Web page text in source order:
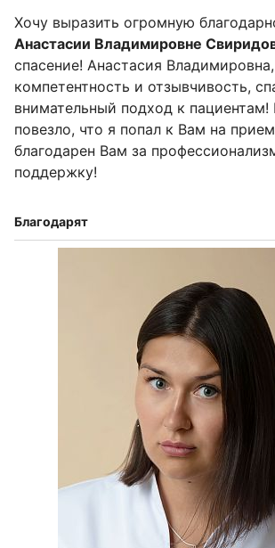
Хочу выразить огромную
Анастасии Владимировне
спасение! Анастасия
компетентность и отзывчивость,
внимательный подход к пациентам!
повезло, что я попал к Вам на
благодарен Вам за
поддержку!
Благодарят